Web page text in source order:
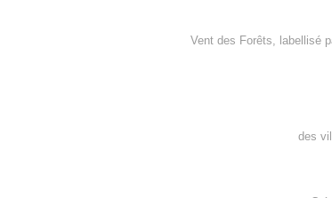
Vent des Forêts, labellisé
des